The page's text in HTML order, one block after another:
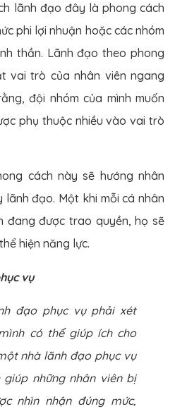
lãnh đạo đây là phong cách
phi lợi nhuận hoặc các nhóm
thần. Lãnh đạo theo phong
vai trò của nhân viên ngang
đội nhóm của mình muốn
phụ thuộc nhiều vào vai trò
cách này sẽ hướng nhân
đạo. Một khi mỗi cá nhân
đang được trao quyền, họ sẽ
hiện năng lực.
vụ
đạo phục vụ phải xét
có thể giúp ích cho
nhà lãnh đạo phục vụ
những nhân viên bị
nhìn nhận đúng mức,